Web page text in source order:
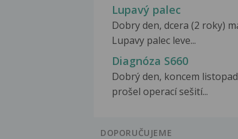
Lupavý palec
Dobry den, dcera (2 roky)
Lupavy palec leve...
Diagnóza S660
Dobrý den, koncem
prošel operací sešití...
DOPORUČUJEME